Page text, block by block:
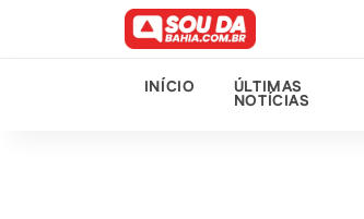
INÍCIO ÚLTIMAS
NOTÍCIAS